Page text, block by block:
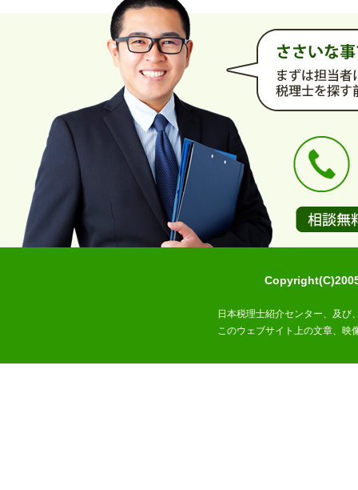
日本税理士紹介センター、及び
このウェブサイト上の文章、映